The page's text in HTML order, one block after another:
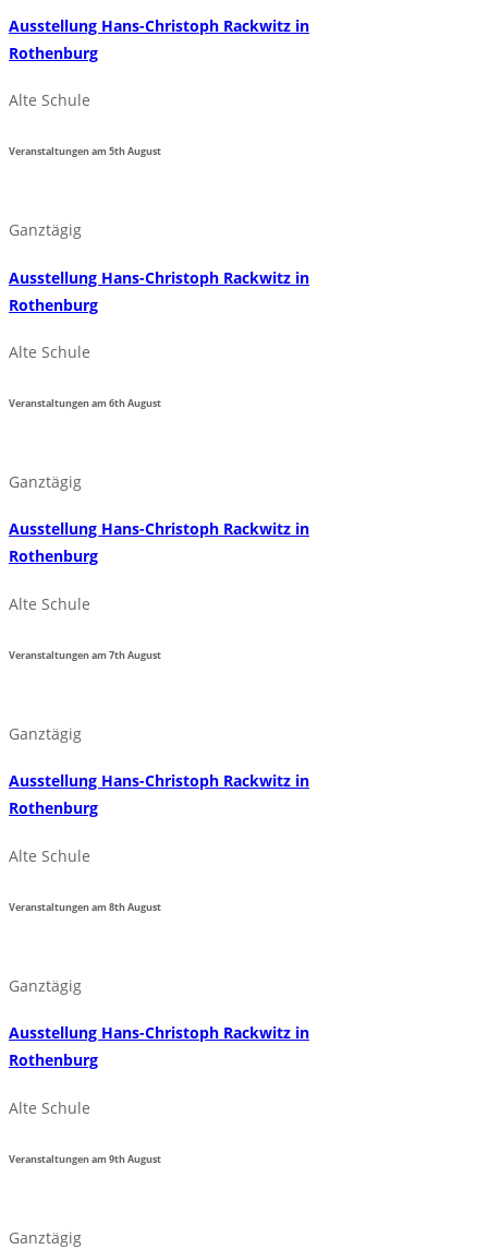
Ausstellung Hans-Christoph Rackwitz in
Rothenburg
Alte Schule
Veranstaltungen am5thAugust
Ganztägig
Ausstellung Hans-Christoph Rackwitz in
Rothenburg
Alte Schule
Veranstaltungen am6thAugust
Ganztägig
Ausstellung Hans-Christoph Rackwitz in
Rothenburg
Alte Schule
Veranstaltungen am7thAugust
Ganztägig
Ausstellung Hans-Christoph Rackwitz in
Rothenburg
Alte Schule
Veranstaltungen am8thAugust
Ganztägig
Ausstellung Hans-Christoph Rackwitz in
Rothenburg
Alte Schule
Veranstaltungen am9thAugust
Ganztägig